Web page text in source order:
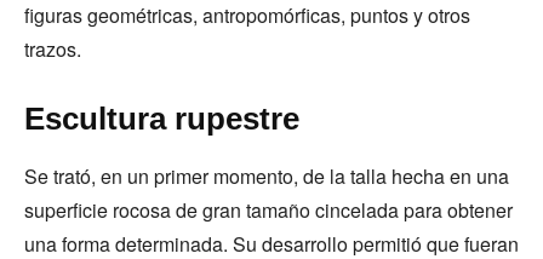
figuras geométricas, antropomórficas, puntos y otros
trazos.
Escultura rupestre
Se trató, en un primer momento, de la talla hecha en una
superficie rocosa de gran tamaño cincelada para obtener
una forma determinada. Su desarrollo permitió que fueran